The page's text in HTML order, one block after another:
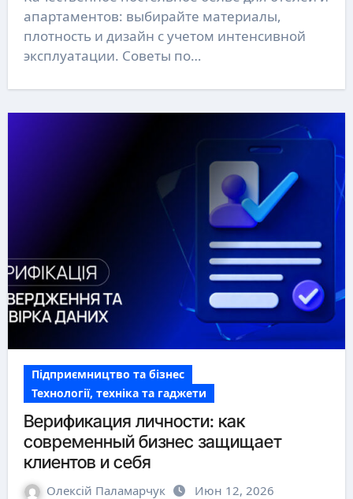
апартаментов: выбирайте материалы,
плотность и дизайн с учетом интенсивной
эксплуатации. Советы по…
Підприємництво та бізнес
Технології, техніка та гаджети
Верификация личности: как
современный бизнес защищает
клиентов и себя
Олексій Паламарчук Июн 12, 2026